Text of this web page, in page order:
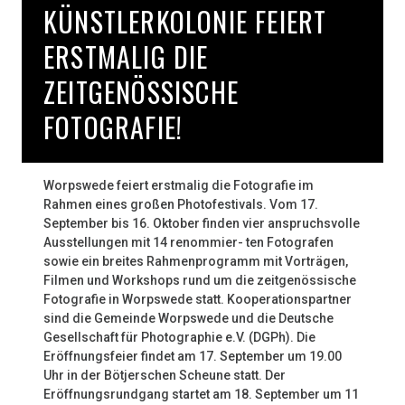
m
1
0
e
u
r
t
s
t
a
g
d
e
s
K
u
n
ÜNSTLERKOLONIE FEIERT E
RSTMALIG DIE Z
EITGENÖSSISCHE F
OTOGRAFIE!
Worpswede feiert erstmalig die Fotografie im
Rahmen eines großen Photofestivals. Vom 17.
September bis 16. Oktober finden vier anspruchsvolle
Ausstellungen mit 14 renommier- ten Fotografen
sowie ein breites Rahmenprogramm mit Vorträgen,
Filmen und Workshops rund um die zeitgenössische
Fotografie in Worpswede statt. Kooperationspartner
sind die Gemeinde Worpswede und die Deutsche
Gesellschaft für Photographie e.V. (DGPh). Die
Eröffnungsfeier findet am 17. September um 19.00
Uhr in der Bötjerschen Scheune statt. Der
Eröffnungsrundgang startet am 18. September um 11